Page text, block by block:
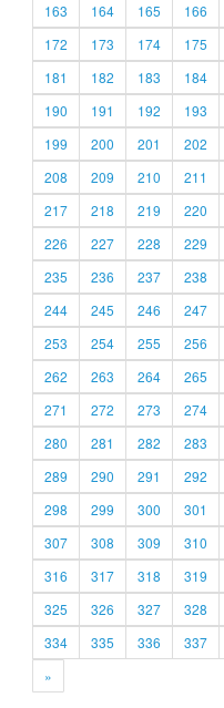
163
164 165 166
172
173 174 175
181
182 183 184
190
191 192 193
199
200 201 202
208
209 210 211
217
218 219 220
226
227 228 229
235
236 237 238
244
245 246 247
253
254 255 256
262
263 264 265
271
272 273 274
280
281 282 283
289
290 291 292
298
299 300 301
307
308 309 310
316
317 318 319
325
326 327 328
334
335 336 337
»